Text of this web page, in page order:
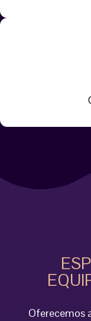
Oferecemos